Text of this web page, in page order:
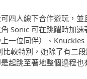
四人線下合作遊玩，並
Sonic 可在跳躍時加速
一位同伴）、
比較特別，她除了有二
起跳至著地整個過程